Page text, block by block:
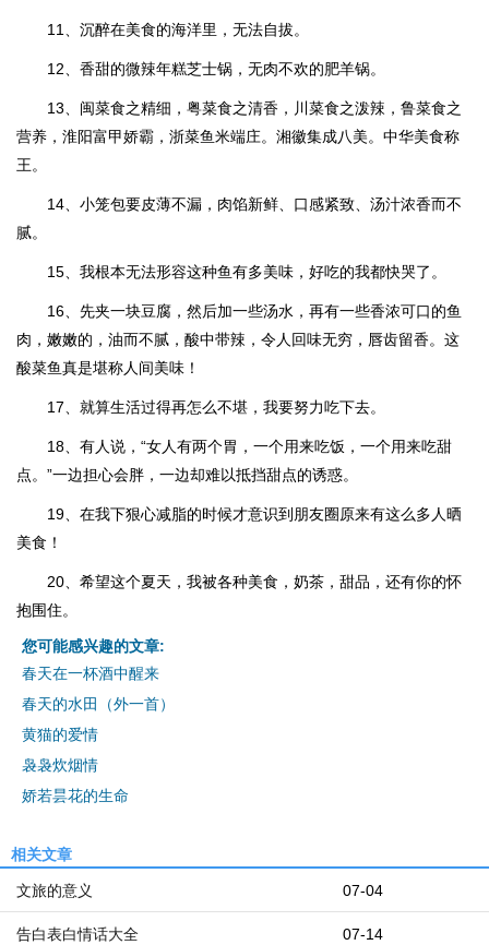
11、沉醉在美食的海洋里，无法自拔。
12、香甜的微辣年糕芝士锅，无肉不欢的肥羊锅。
13、闽菜食之精细，粤菜食之清香，川菜食之泼辣，鲁菜食之
营养，淮阳富甲娇霸，浙菜鱼米端庄。湘徽集成八美。中华美食称
王。
14、小笼包要皮薄不漏，肉馅新鲜、口感紧致、汤汁浓香而不
腻。
15、我根本无法形容这种鱼有多美味，好吃的我都快哭了。
16、先夹一块豆腐，然后加一些汤水，再有一些香浓可口的鱼
肉，嫩嫩的，油而不腻，酸中带辣，令人回味无穷，唇齿留香。这
酸菜鱼真是堪称人间美味！
17、就算生活过得再怎么不堪，我要努力吃下去。
18、有人说，“女人有两个胃，一个用来吃饭，一个用来吃甜
点。”一边担心会胖，一边却难以抵挡甜点的诱惑。
19、在我下狠心减脂的时候才意识到朋友圈原来有这么多人晒
美食！
20、希望这个夏天，我被各种美食，奶茶，甜品，还有你的怀
抱围住。
您可能感兴趣的文章:
春天在一杯酒中醒来
春天的水田（外一首）
黄猫的爱情
袅袅炊烟情
娇若昙花的生命
相关文章
07-04
文旅的意义
07-14
告白表白情话大全